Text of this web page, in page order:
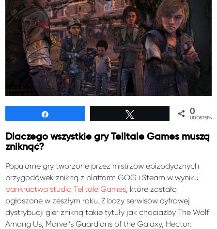
0
Dlaczego wszystkie gry Telltale Games muszą
zniknąć?
Popularne gry tworzone przez mistrzów epizodycznych
przygodówek znikną z platform GOG i Steam w wyniku
bankructwa studia Telltale Games, które zostało
ogłoszone w zeszłym roku. Z bazy serwisów cyfrowej
dystrybucji gier znikną takie tytuły jak chociażby The Wolf
Among Us, Marvel’s Guardians of the Galaxy, Hector: